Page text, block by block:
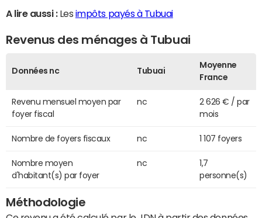
A lire aussi :Les impôts payés à Tubuai
Revenus des ménages à Tubuai
Données nc Tubuai
Moyenne
France
Revenu mensuel moyen par
foyer fiscal
nc
2 626 € / par
mois
Nombre de foyers fiscaux nc 1 107 foyers
Nombre moyen
d'habitant(s) par foyer
nc
1,7
personne(s)
Méthodologie